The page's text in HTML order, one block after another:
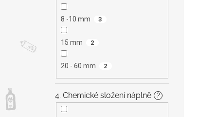
8 -10 mm 3
15 mm 2
20 - 60 mm 2
4. Chemické složení náplně ?